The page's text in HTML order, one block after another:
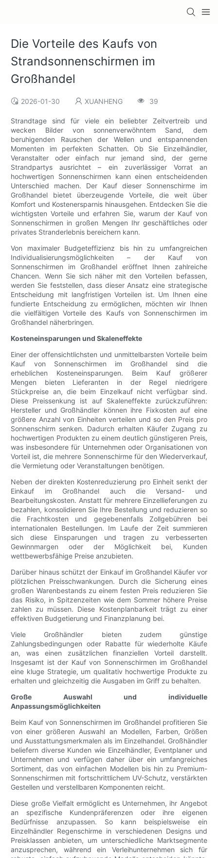
Die Vorteile des Kaufs von
Strandsonnenschirmen im
Großhandel
2026-01-30 XUANHENG 39
Strandtage sind für viele ein beliebter Zeitvertreib und
wecken Bilder von sonnenverwöhntem Sand, dem
beruhigenden Rauschen der Wellen und entspannenden
Momenten im perfekten Schatten. Ob Sie Einzelhändler,
Veranstalter oder einfach nur jemand sind, der gerne
Strandpartys ausrichtet – ein zuverlässiger Vorrat an
hochwertigen Sonnenschirmen kann einen entscheidenden
Unterschied machen. Der Kauf dieser Sonnenschirme im
Großhandel bietet überzeugende Vorteile, die weit über
Komfort und Kostenersparnis hinausgehen. Entdecken Sie die
wichtigsten Vorteile und erfahren Sie, warum der Kauf von
Sonnenschirmen in großen Mengen Ihr geschäftliches oder
privates Stranderlebnis bereichern kann.
Von maximaler Budgeteffizienz bis hin zu umfangreichen
Individualisierungsmöglichkeiten – der Kauf von
Sonnenschirmen im Großhandel eröffnet Ihnen zahlreiche
Chancen. Wenn Sie sich näher mit den Vorteilen befassen,
werden Sie feststellen, dass dieser Ansatz eine strategische
Entscheidung mit langfristigen Vorteilen ist. Um Ihnen eine
fundierte Entscheidung zu ermöglichen, möchten wir Ihnen
die vielfältigen Vorteile des Kaufs von Sonnenschirmen im
Großhandel näherbringen.
Kosteneinsparungen und Skaleneffekte
Einer der offensichtlichsten und unmittelbarsten Vorteile beim
Kauf von Sonnenschirmen im Großhandel sind die
erheblichen Kosteneinsparungen. Beim Kauf größerer
Mengen bieten Lieferanten in der Regel niedrigere
Stückpreise an, die beim Einzelkauf nicht verfügbar sind.
Diese Preissenkung ist auf Skaleneffekte zurückzuführen:
Hersteller und Großhändler können ihre Fixkosten auf eine
größere Anzahl von Einheiten verteilen und so den Preis pro
Sonnenschirm senken. Dadurch erhalten Käufer Zugang zu
hochwertigen Produkten zu einem deutlich günstigeren Preis,
was insbesondere für Unternehmen oder Organisationen von
Vorteil ist, die mehrere Sonnenschirme für den Wiederverkauf,
die Vermietung oder Veranstaltungen benötigen.
Neben der direkten Kostenreduzierung pro Einheit senkt der
Einkauf im Großhandel auch die Versand- und
Bearbeitungskosten. Anstatt für mehrere Einzellieferungen zu
bezahlen, konsolidieren Sie Ihre Bestellung und reduzieren so
die Frachtkosten und gegebenenfalls Zollgebühren bei
internationalen Bestellungen. Im Laufe der Zeit summieren
sich diese Einsparungen und tragen zu verbesserten
Gewinnmargen oder der Möglichkeit bei, Kunden
wettbewerbsfähige Preise anzubieten.
Darüber hinaus schützt der Einkauf im Großhandel Käufer vor
plötzlichen Preisschwankungen. Durch die Sicherung eines
großen Warenbestands zu einem festen Preis reduzieren Sie
das Risiko, in Spitzenzeiten wie dem Sommer höhere Preise
zahlen zu müssen. Diese Kostenplanbarkeit trägt zu einer
effektiven Budgetierung und Finanzplanung bei.
Viele Großhändler bieten zudem günstige
Zahlungsbedingungen oder Rabatte für wiederholte Käufe
an, was einen zusätzlichen finanziellen Vorteil darstellt.
Insgesamt ist der Kauf von Sonnenschirmen im Großhandel
eine kluge Strategie, um qualitativ hochwertige Produkte zu
erhalten und gleichzeitig die Ausgaben im Griff zu behalten.
Große Auswahl und individuelle
Anpassungsmöglichkeiten
Beim Kauf von Sonnenschirmen im Großhandel profitieren Sie
von einer größeren Auswahl an Modellen, Farben, Größen
und Ausstattungsmerkmalen als im Einzelhandel. Großhändler
beliefern diverse Kunden wie Einzelhändler, Eventplaner und
Unternehmen und verfügen daher über ein umfangreiches
Sortiment, das von einfachen Modellen bis hin zu Premium-
Sonnenschirmen mit fortschrittlichem UV-Schutz, verstärkten
Gestellen und verstellbaren Komponenten reicht.
Diese große Vielfalt ermöglicht es Unternehmen, ihr Angebot
an spezifische Kundenpräferenzen oder ihre eigenen
Bedürfnisse anzupassen. So kann beispielsweise ein
Einzelhändler Regenschirme in verschiedenen Designs und
Preisklassen anbieten, um unterschiedliche Marktsegmente
anzusprechen, während ein Verleihunternehmen sich für